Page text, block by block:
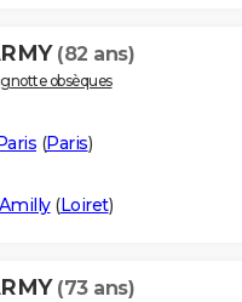
(82 ans)
obsèques
(Paris)
Amilly(Loiret)
(73 ans)